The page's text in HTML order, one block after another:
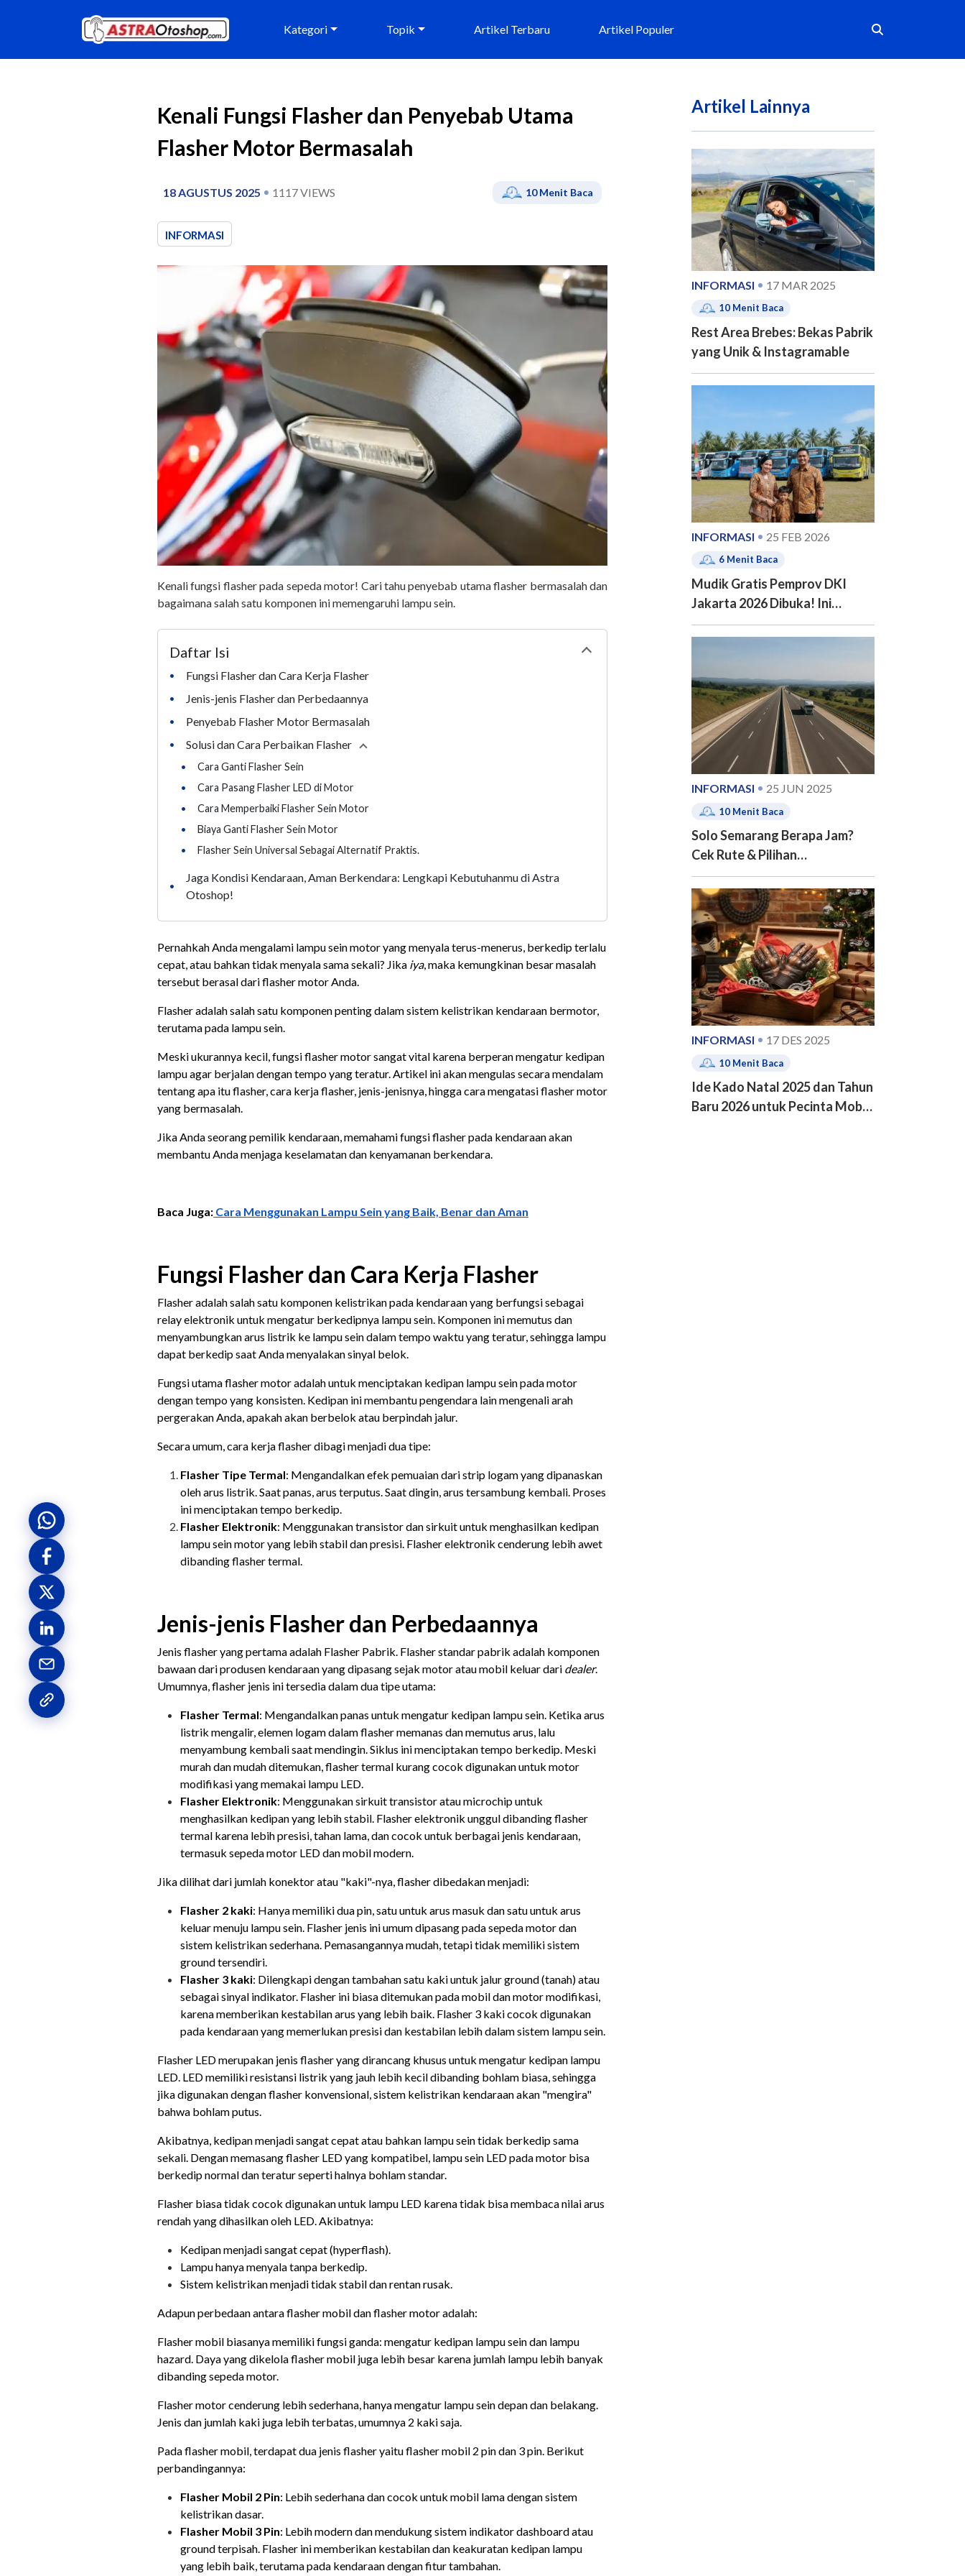
Kategori Topik Artikel Terbaru Artikel Populer
Kenali Fungsi Flasher dan Penyebab Utama
Flasher Motor Bermasalah
18 AGUSTUS 2025 1117VIEWS 10Menit Baca
INFORMASI
Kenali fungsi flasher pada sepeda motor! Cari tahu penyebab utama flasher bermasalah dan
bagaimana salah satu komponen ini memengaruhi lampu sein.
Daftar Isi
•
Fungsi Flasher dan Cara Kerja Flasher
• Jenis-jenis Flasher dan Perbedaannya
• Penyebab Flasher Motor Bermasalah
• Solusi dan Cara Perbaikan Flasher Collapse
•
Cara Ganti Flasher Sein
•
Cara Pasang Flasher LED di Motor
•
Cara Memperbaiki Flasher Sein Motor
•
Biaya Ganti Flasher Sein Motor
•
Flasher Sein Universal Sebagai Alternatif Praktis.
•
Jaga Kondisi Kendaraan, Aman Berkendara: Lengkapi Kebutuhanmu di Astra
Otoshop!
Pernahkah Anda mengalami lampu sein motor yang menyala terus-menerus, berkedip terlalu
cepat, atau bahkan tidak menyala sama sekali? Jika iya, maka kemungkinan besar masalah
tersebut berasal dari flasher motor Anda.
Flasher adalah salah satu komponen penting dalam sistem kelistrikan kendaraan bermotor,
terutama pada lampu sein.
Meski ukurannya kecil, fungsi flasher motor sangat vital karena berperan mengatur kedipan
lampu agar berjalan dengan tempo yang teratur. Artikel ini akan mengulas secara mendalam
tentang apa itu flasher, cara kerja flasher, jenis-jenisnya, hingga cara mengatasi flasher motor
yang bermasalah.
Jika Anda seorang pemilik kendaraan, memahami fungsi flasher pada kendaraan akan
membantu Anda menjaga keselamatan dan kenyamanan berkendara.
Baca Juga: Cara Menggunakan Lampu Sein yang Baik, Benar dan Aman
Fungsi Flasher dan Cara Kerja Flasher
Flasher adalah salah satu komponen kelistrikan pada kendaraan yang berfungsi sebagai
relay elektronik untuk mengatur berkedipnya lampu sein. Komponen ini memutus dan
menyambungkan arus listrik ke lampu sein dalam tempo waktu yang teratur, sehingga lampu
dapat berkedip saat Anda menyalakan sinyal belok.
Fungsi utama flasher motor adalah untuk menciptakan kedipan lampu sein pada motor
dengan tempo yang konsisten. Kedipan ini membantu pengendara lain mengenali arah
pergerakan Anda, apakah akan berbelok atau berpindah jalur.
Secara umum, cara kerja flasher dibagi menjadi dua tipe:
Flasher Tipe Termal: Mengandalkan efek pemuaian dari strip logam yang dipanaskan
oleh arus listrik. Saat panas, arus terputus. Saat dingin, arus tersambung kembali. Proses
ini menciptakan tempo berkedip.
Flasher Elektronik: Menggunakan transistor dan sirkuit untuk menghasilkan kedipan
lampu sein motor yang lebih stabil dan presisi. Flasher elektronik cenderung lebih awet
dibanding flasher termal.
Jenis-jenis Flasher dan Perbedaannya
Jenis flasher yang pertama adalah Flasher Pabrik. Flasher standar pabrik adalah komponen
bawaan dari produsen kendaraan yang dipasang sejak motor atau mobil keluar dari dealer.
Umumnya, flasher jenis ini tersedia dalam dua tipe utama:
Flasher Termal: Mengandalkan panas untuk mengatur kedipan lampu sein. Ketika arus
listrik mengalir, elemen logam dalam flasher memanas dan memutus arus, lalu
menyambung kembali saat mendingin. Siklus ini menciptakan tempo berkedip. Meski
murah dan mudah ditemukan, flasher termal kurang cocok digunakan untuk motor
modifikasi yang memakai lampu LED.
Flasher Elektronik: Menggunakan sirkuit transistor atau microchip untuk
menghasilkan kedipan yang lebih stabil. Flasher elektronik unggul dibanding flasher
termal karena lebih presisi, tahan lama, dan cocok untuk berbagai jenis kendaraan,
termasuk sepeda motor LED dan mobil modern.
Jika dilihat dari jumlah konektor atau "kaki"-nya, flasher dibedakan menjadi:
Flasher 2 kaki: Hanya memiliki dua pin, satu untuk arus masuk dan satu untuk arus
keluar menuju lampu sein. Flasher jenis ini umum dipasang pada sepeda motor dan
sistem kelistrikan sederhana. Pemasangannya mudah, tetapi tidak memiliki sistem
ground tersendiri.
Flasher 3 kaki: Dilengkapi dengan tambahan satu kaki untuk jalur ground (tanah) atau
sebagai sinyal indikator. Flasher ini biasa ditemukan pada mobil dan motor modifikasi,
karena memberikan kestabilan arus yang lebih baik. Flasher 3 kaki cocok digunakan
pada kendaraan yang memerlukan presisi dan kestabilan lebih dalam sistem lampu sein.
Flasher LED merupakan jenis flasher yang dirancang khusus untuk mengatur kedipan lampu
LED. LED memiliki resistansi listrik yang jauh lebih kecil dibanding bohlam biasa, sehingga
jika digunakan dengan flasher konvensional, sistem kelistrikan kendaraan akan "mengira"
bahwa bohlam putus.
Akibatnya, kedipan menjadi sangat cepat atau bahkan lampu sein tidak berkedip sama
sekali. Dengan memasang flasher LED yang kompatibel, lampu sein LED pada motor bisa
berkedip normal dan teratur seperti halnya bohlam standar.
Flasher biasa tidak cocok digunakan untuk lampu LED karena tidak bisa membaca nilai arus
rendah yang dihasilkan oleh LED. Akibatnya:
Kedipan menjadi sangat cepat (hyperflash).
Lampu hanya menyala tanpa berkedip.
Sistem kelistrikan menjadi tidak stabil dan rentan rusak.
Adapun perbedaan antara flasher mobil dan flasher motor adalah:
Flasher mobil biasanya memiliki fungsi ganda: mengatur kedipan lampu sein dan lampu
hazard. Daya yang dikelola flasher mobil juga lebih besar karena jumlah lampu lebih banyak
dibanding sepeda motor.
Flasher motor cenderung lebih sederhana, hanya mengatur lampu sein depan dan belakang.
Jenis dan jumlah kaki juga lebih terbatas, umumnya 2 kaki saja.
Pada flasher mobil, terdapat dua jenis flasher yaitu flasher mobil 2 pin dan 3 pin. Berikut
perbandingannya:
Flasher Mobil 2 Pin: Lebih sederhana dan cocok untuk mobil lama dengan sistem
kelistrikan dasar.
Flasher Mobil 3 Pin: Lebih modern dan mendukung sistem indikator dashboard atau
ground terpisah. Flasher ini memberikan kestabilan dan keakuratan kedipan lampu
yang lebih baik, terutama pada kendaraan dengan fitur tambahan.
Artikel Lainnya
INFORMASI 17 MAR 2025
10 Menit Baca
Rest Area Brebes: Bekas Pabrik
yang Unik & Instagramable
INFORMASI 25 FEB 2026
6 Menit Baca
Mudik Gratis Pemprov DKI
Jakarta 2026 Dibuka! Ini
Jadwal, 20 Kota Tujuan dan
Cara Pendaftarannya
INFORMASI 25 JUN 2025
10 Menit Baca
Solo Semarang Berapa Jam?
Cek Rute & Pilihan
Transportasinya
INFORMASI 17 DES 2025
10 Menit Baca
Ide Kado Natal 2025 dan Tahun
Baru 2026 untuk Pecinta Mobil